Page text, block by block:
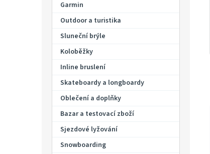
Garmin
Outdoor a turistika
Sluneční brýle
Koloběžky
Inline bruslení
Skateboardy a longboardy
Oblečení a doplňky
Bazar a testovací zboží
Sjezdové lyžování
Snowboarding